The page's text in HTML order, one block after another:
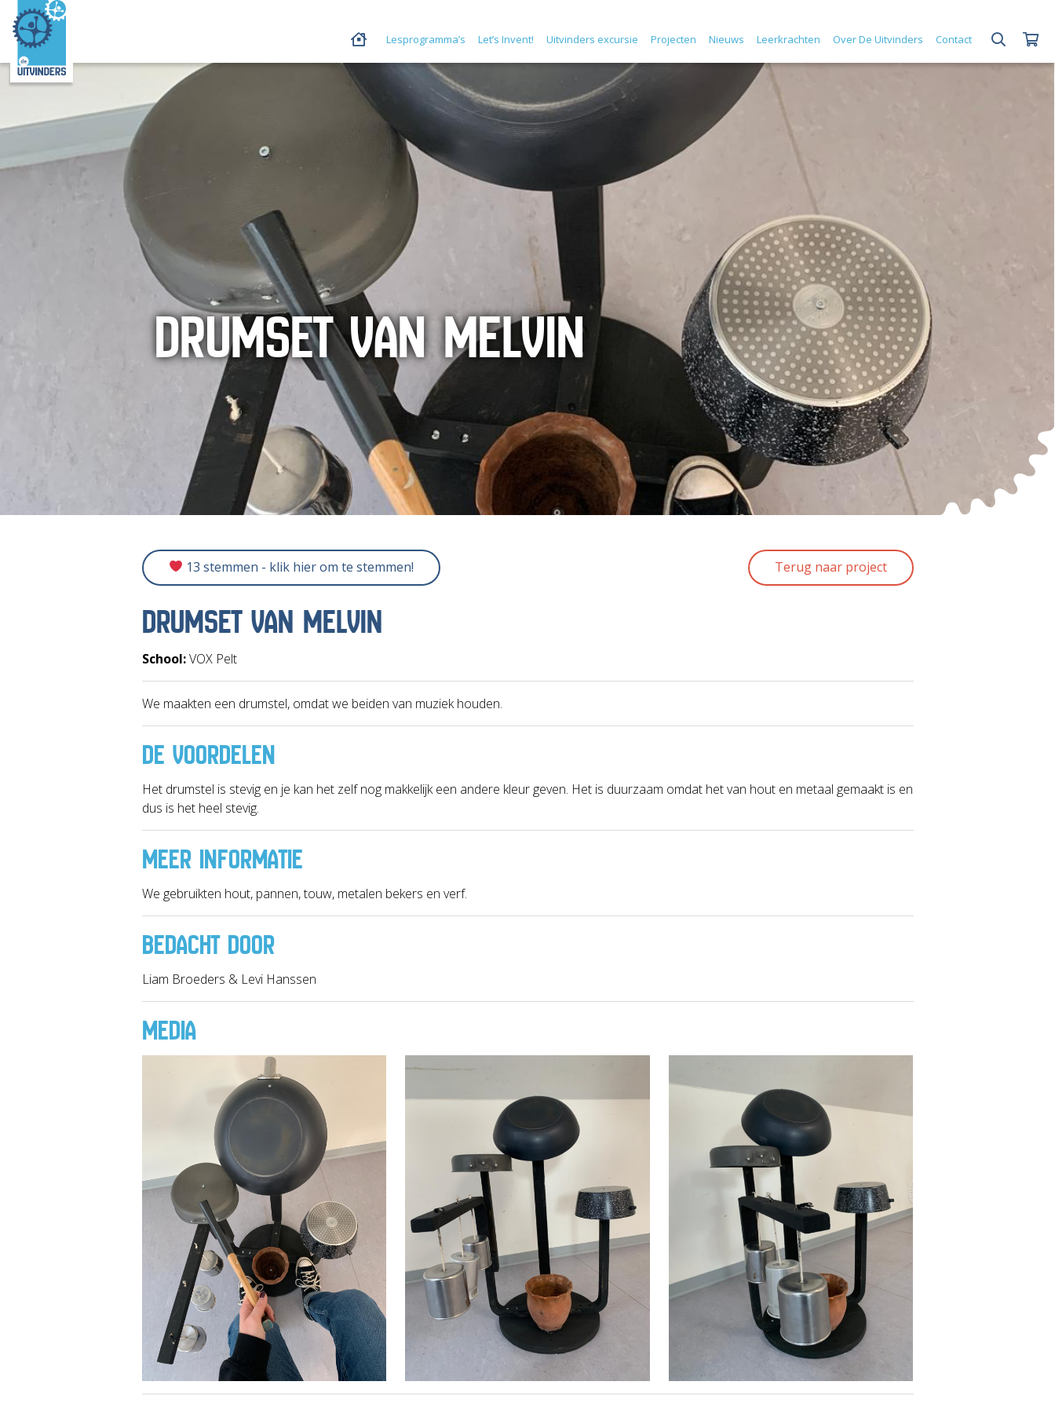
Lesprogramma’s Let’s Invent! Uitvinders excursie Projecten Nieuws Leerkrachten Over De Uitvinders Contact
DRUMSET VAN MELVIN
13 stemmen - klik hier om te stemmen! Terug naar project
DRUMSET VAN MELVIN
School:VOX Pelt
We maakten een drumstel, omdat we beiden van muziek houden.
DE VOORDELEN
Het drumstel is stevig en je kan het zelf nog makkelijk een andere kleur geven. Het is duurzaam omdat het van hout en metaal gemaakt is en
dus is het heel stevig.
MEER INFORMATIE
We gebruikten hout, pannen, touw, metalen bekers en verf.
BEDACHT DOOR
Liam Broeders & Levi Hanssen
MEDIA